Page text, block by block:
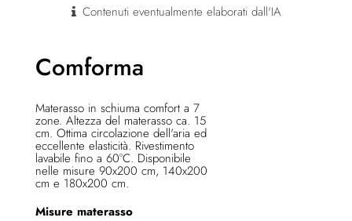
Contenuti eventualmente elaborati dall'IA
Comforma
Materasso in schiuma comfort a 7
zone. Altezza del materasso ca. 15
cm. Ottima circolazione dell'aria ed
eccellente elasticità. Rivestimento
lavabile fino a 60°C. Disponibile
nelle misure 90x200 cm, 140x200
cm e 180x200 cm.
Misure materasso